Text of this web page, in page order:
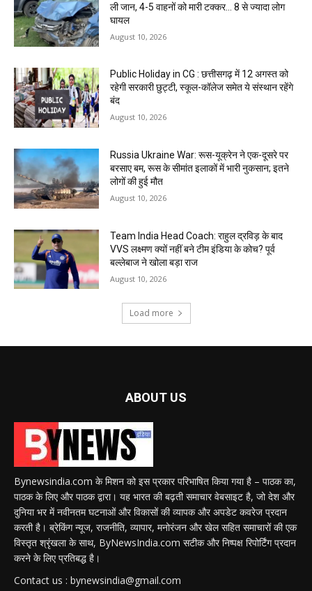
ली जान, 4-5 वाहनों को मारी टक्कर… 8 से ज्यादा लोग
घायल
August 10, 2026
Public Holiday in CG : छत्तीसगढ़ में 12 अगस्त को
रहेगी सरकारी छुट्टी, स्कूल-कॉलेज समेत ये संस्थान रहेंगे
बंद
August 10, 2026
Russia Ukraine War: रूस-यूक्रेन ने एक-दूसरे पर
बरसाए बम, रूस के सीमांत इलाकों में भारी नुकसान; इतने
लोगों की हुई मौत
August 10, 2026
Team India Head Coach: राहुल द्रविड़ के बाद
VVS लक्ष्मण क्यों नहीं बने टीम इंडिया के कोच? पूर्व
बल्लेबाज ने खोला बड़ा राज
August 10, 2026
Load more
ABOUT US
Bynewsindia.com के मिशन को इस प्रकार परिभाषित किया गया है – पाठक का,
पाठक के लिए और पाठक द्वारा। यह भारत की बढ़ती समाचार वेबसाइट है, जो देश और
दुनिया भर में नवीनतम घटनाओं और विकासों की व्यापक और अपडेट कवरेज प्रदान
करती है। ब्रेकिंग न्यूज, राजनीति, व्यापार, मनोरंजन और खेल सहित समाचारों की एक
विस्तृत श्रृंखला के साथ, ByNewsIndia.com सटीक और निष्पक्ष रिपोर्टिंग प्रदान
करने के लिए प्रतिबद्ध है।
Contact us : bynewsindia@gmail.com